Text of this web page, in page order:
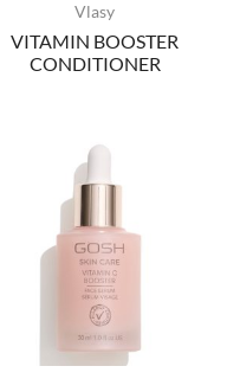
Vlasy
VITAMIN BOOSTER
CONDITIONER